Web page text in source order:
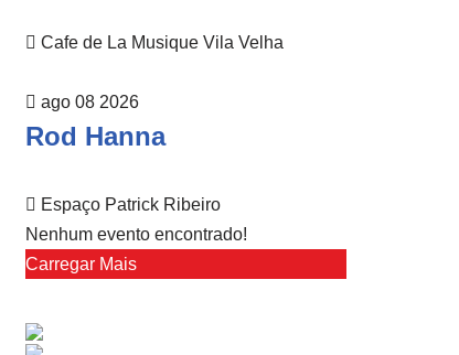
Cafe de La Musique Vila Velha
ago 08 2026
Rod Hanna
Espaço Patrick Ribeiro
Nenhum evento encontrado!
Carregar Mais